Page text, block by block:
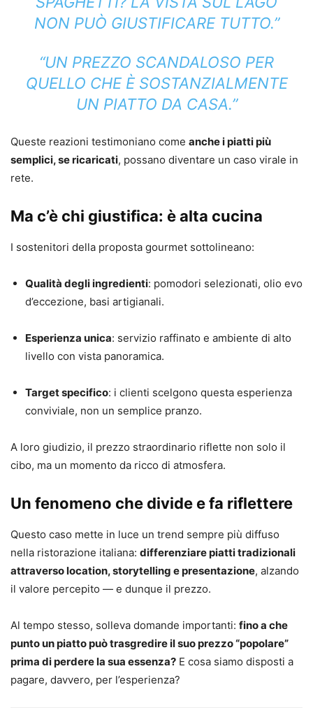
NON PUÒ GIUSTIFICARE TUTTO.”
“UN PREZZO SCANDALOSO PER
QUELLO CHE È SOSTANZIALMENTE
UN PIATTO DA CASA.”
Queste reazioni testimoniano come anche i piatti più
semplici, se ricaricati, possano diventare un caso virale in
rete.
Ma c’è chi giustifica: è alta cucina
I sostenitori della proposta gourmet sottolineano:
Qualità degli ingredienti: pomodori selezionati, olio evo
d’eccezione, basi artigianali.
Esperienza unica: servizio raffinato e ambiente di alto
livello con vista panoramica.
Target specifico: i clienti scelgono questa esperienza
conviviale, non un semplice pranzo.
A loro giudizio, il prezzo straordinario riflette non solo il
cibo, ma un momento da ricco di atmosfera.
Un fenomeno che divide e fa riflettere
Questo caso mette in luce un trend sempre più diffuso
nella ristorazione italiana: differenziare piatti tradizionali
attraverso location, storytelling e presentazione, alzando
il valore percepito — e dunque il prezzo.
Al tempo stesso, solleva domande importanti: fino a che
punto un piatto può trasgredire il suo prezzo “popolare”
prima di perdere la sua essenza? E cosa siamo disposti a
pagare, davvero, per l’esperienza?